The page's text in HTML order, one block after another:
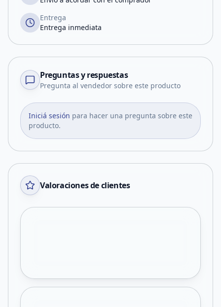
Entrega
Entrega inmediata
Preguntas y respuestas
Pregunta al vendedor sobre este producto
Iniciá sesión para hacer una pregunta sobre este
producto.
Valoraciones de clientes